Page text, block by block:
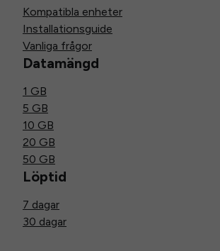
Kompatibla enheter
Installationsguide
Vanliga frågor
Datamängd
1 GB
5 GB
10 GB
20 GB
50 GB
Löptid
7 dagar
30 dagar